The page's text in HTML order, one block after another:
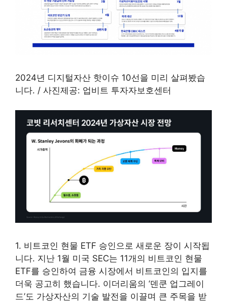
2024년 디지털자산 핫이슈 10선을 미리 살펴봤습
니다. / 사진제공: 업비트 투자자보호센터
1. 비트코인 ​​현물 ETF 승인으로 새로운 장이 시작됩
니다. 지난 1월 미국 SEC는 11개의 비트코인 ​​현물
ETF를 승인하여 금융 시장에서 비트코인의 입지를
더욱 공고히 했습니다. 이더리움의 ‘덴쿤 업그레이
드’도 가상자산의 기술 발전을 이끌며 큰 주목을 받